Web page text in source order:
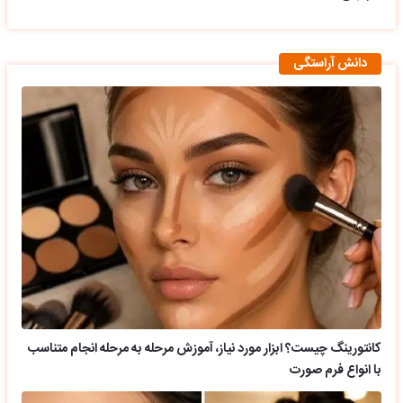
دانش آراستگی
کانتورینگ چیست؟ ابزار مورد نیاز، آموزش مرحله به مرحله انجام متناسب
با انواع فرم صورت